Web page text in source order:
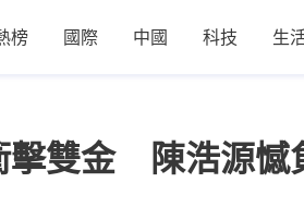
榜 國際 中國 科技 生
擊雙金 陳浩源憾